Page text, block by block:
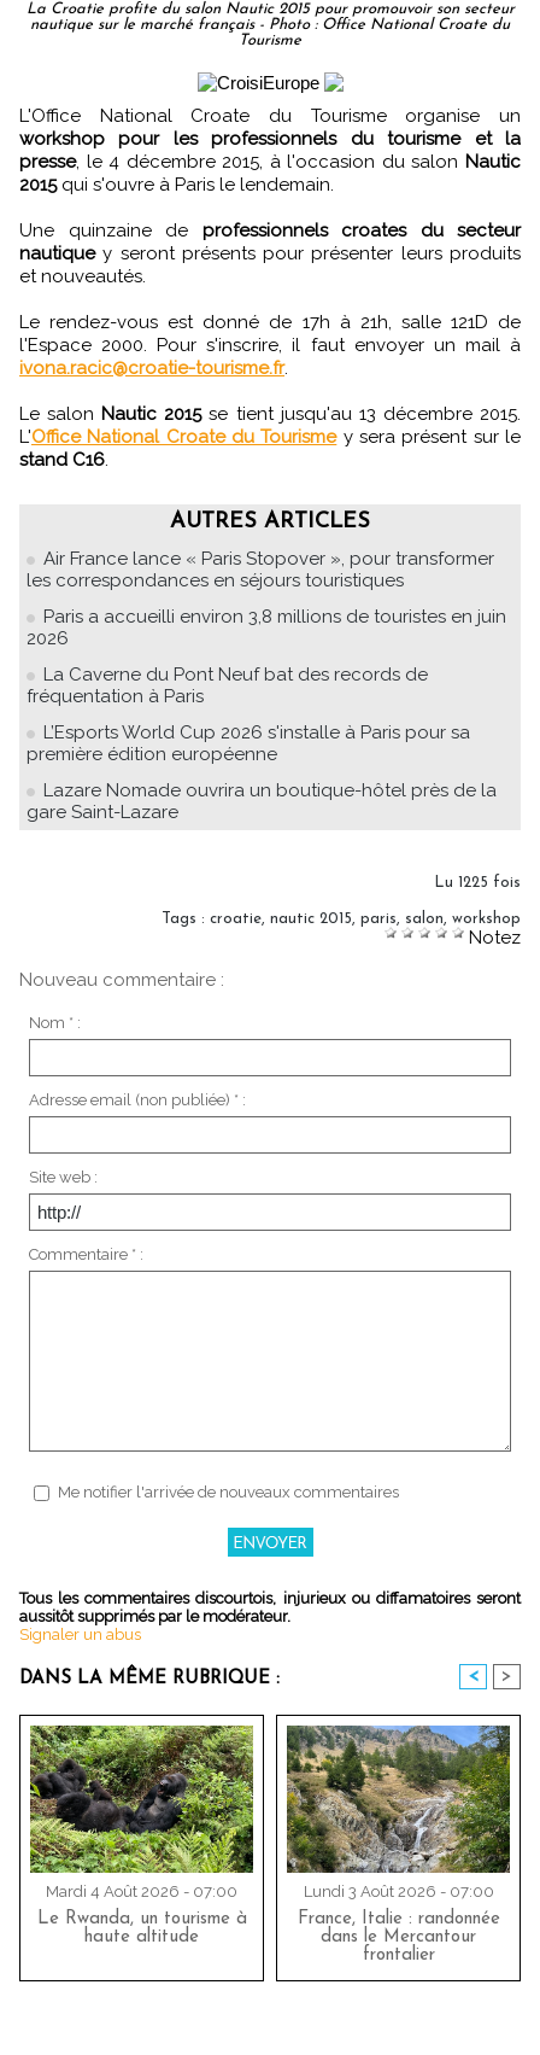
La Croatie profite du salon Nautic 2015 pour promouvoir son secteur
nautique sur le marché français - Photo : Office National Croate du
Tourisme
L'Office National Croate du Tourisme organise un
workshop pour les professionnels du tourisme et la
presse, le 4 décembre 2015, à l'occasion du salon Nautic
2015qui s'ouvre à Paris le lendemain.
Une quinzaine de professionnels croates du secteur
nautiquey seront présents pour présenter leurs produits
et nouveautés.
Le rendez-vous est donné de 17h à 21h, salle 121D de
l'Espace 2000. Pour s'inscrire, il faut envoyer un mail à
ivona.racic@croatie-tourisme.fr.
Le salon Nautic 2015se tient jusqu'au 13 décembre 2015.
L'Office National Croate du Tourismey sera présent sur le
stand C16.
AUTRES ARTICLES
Air France lance « Paris Stopover », pour transformer
les correspondances en séjours touristiques
Paris a accueilli environ 3,8 millions de touristes en juin
2026
La Caverne du Pont Neuf bat des records de
fréquentation à Paris
L’Esports World Cup 2026 s'installe à Paris pour sa
première édition européenne
Lazare Nomade ouvrira un boutique-hôtel près de la
gare Saint-Lazare
Lu 1225 fois
Tags : croatie, nautic 2015, paris, salon, workshop
Notez
Nouveau commentaire :
Nom * :
Adresse email (non publiée) * :
Site web :
Commentaire * :
Me notifier l'arrivée de nouveaux commentaires
Tous les commentaires discourtois, injurieux ou diffamatoires seront
aussitôt supprimés par le modérateur.
Signaler un abus
DANS LA MÊME RUBRIQUE : < >
Mardi 4 Août 2026 - 07:00
Le Rwanda, un tourisme à
haute altitude
Lundi 3 Août 2026 - 07:00
France, Italie : randonnée
dans le Mercantour
frontalier